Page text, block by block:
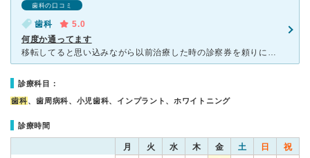
歯科の口コミ
歯科
5.0
何度か通ってます
移転してると思い込みながら以前治療した時の診察券を頼りに電話 予約を取り念の為に確認で移転の話を聞くと 以前のまま同じ場所で診療してるとの事でした。 電話受付の女性スタッフも優しく丁寧に対応
診療科目：
歯科、歯周病科、小児歯科、インプラント、ホワイトニング
診療時間
月 火 水 木 金 土 日 祝